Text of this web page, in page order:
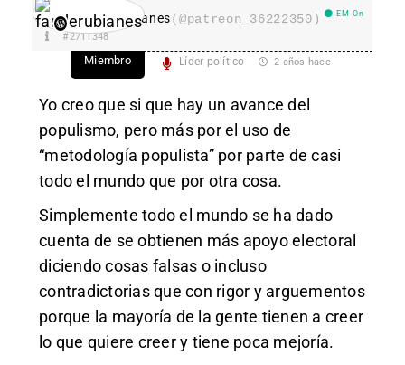
fanderubianes(@patreon_36222350) EM On
#2711348
Miembro Líder político 2 años hace
Yo creo que si que hay un avance del
populismo, pero más por el uso de
“metodología populista” por parte de casi
todo el mundo que por otra cosa.
Simplemente todo el mundo se ha dado
cuenta de se obtienen más apoyo electoral
diciendo cosas falsas o incluso
contradictorias que con rigor y arguementos
porque la mayoría de la gente tienen a creer
lo que quiere creer y tiene poca mejoría.